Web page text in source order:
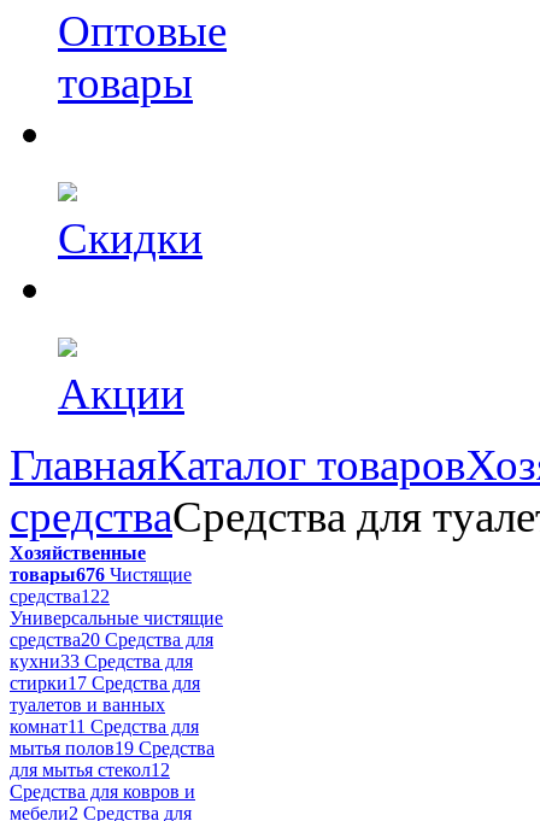
Оптовые
товары
Скидки
Акции
ГлавнаяКаталог товаров
средстваСредства для
Хозяйственные
товары676 Чистящие
средства122
Универсальные чистящие
средства20 Средства для
кухни33 Средства для
стирки17 Средства для
туалетов и ванных
комнат11 Средства для
мытья полов19 Средства
для мытья стекол12
Средства для ковров и
мебели2 Средства для